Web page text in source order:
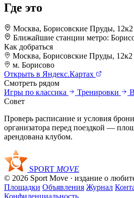
Где это
Москва, Борисовские Пруды, 12к2
Ближайшие станции метро:
Как добраться
+
–
Москва, Борисовские Пруды, 12к2
м. Борисово
Открыть в Яндекс.Картах
Смотреть рядом
Игры по классика
Тренировки
Совет
Проверь расписание и условия
организатора перед поездкой —
арендована клубом.
SPORT MOVE
© 2026 Sport Move · издание о
Площадки Объявления Журнал